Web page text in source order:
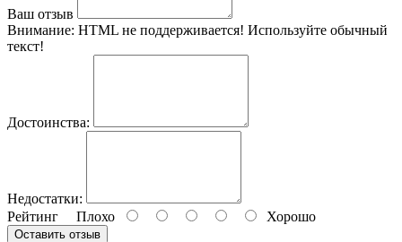
Ваш отзыв
Внимание: HTML не поддерживается! Используйте обычный
текст!
Достоинства:
Недостатки:
Рейтинг Плохо Хорошо
Оставить отзыв